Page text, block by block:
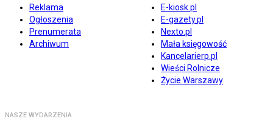
Reklama
Ogłoszenia
Prenumerata
Archiwum
E-kiosk.pl
E-gazety.pl
Nexto.pl
Mała księgowość
Kancelarierp.pl
Wieści Rolnicze
Życie Warszawy
NASZE WYDARZENIA